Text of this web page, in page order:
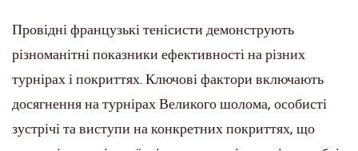
Провідні французькі тенісисти демонструють
різноманітні показники ефективності на різних
турнірах і покриттях. Ключові фактори включають
досягнення на турнірах Великого шолома, особисті
зустрічі та виступи на конкретних покриттях, що